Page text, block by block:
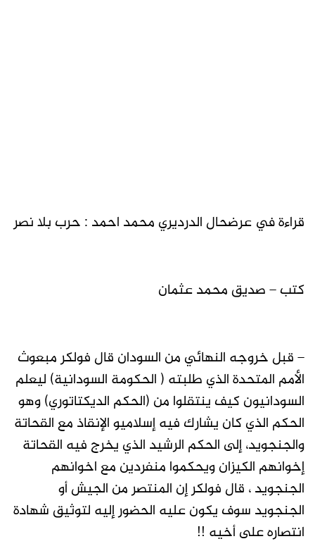
قراءة في عرضحال الدرديري محمد احمد : حرب بلا نصر
كتب – صديق محمد عثمان
– قبل خروجه النهائي من السودان قال فولكر مبعوث
الأمم المتحدة الذي طلبته ( الحكومة السودانية) ليعلم
السودانيون كيف ينتقلوا من (الحكم الديكتاتوري) وهو
الحكم الذي كان يشارك فيه إسلاميو الإنقاذ مع القحاتة
والجنجويد، إلى الحكم الرشيد الذي يخرج فيه القحاتة
إخوانهم الكيزان ويحكموا منفردين مع اخوانهم
الجنجويد ، قال فولكر إن المنتصر من الجيش أو
الجنجويد سوف يكون عليه الحضور إليه لتوثيق شهادة
انتصاره على أخيه !!